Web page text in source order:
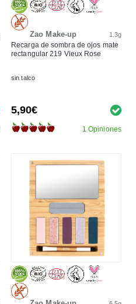
Zao Make-up 1.3g
Recarga de sombra de ojos mate
rectangular 219 Vieux Rose
sin talco
5,90€
1 Opiniones